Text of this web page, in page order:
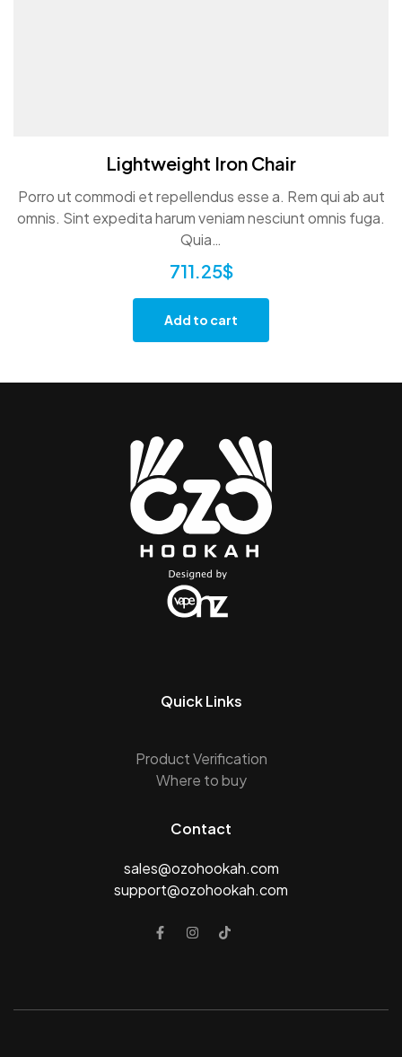
Lightweight Iron Chair
Porro ut commodi et repellendus esse a. Rem qui ab aut
omnis. Sint expedita harum veniam nesciunt omnis fuga.
Quia…
711.25$
Add to cart
Quick Links
Product Verification
Where to buy
Contact
sales@ozohookah.com
support@ozohookah.com